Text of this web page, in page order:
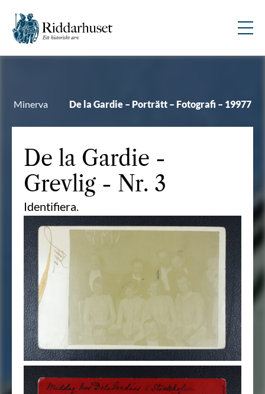
Minerva De la Gardie – Porträtt – Fotografi – 19977
De la Gardie -
Grevlig - Nr. 3
Identifiera.